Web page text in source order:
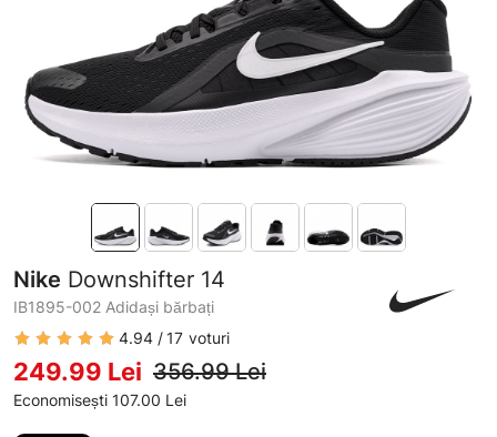
Nike Downshifter 14
IB1895-002 Adidași bărbați
4.94
17 voturi
249.99 Lei 356.99 Lei
Economisești 107.00 Lei